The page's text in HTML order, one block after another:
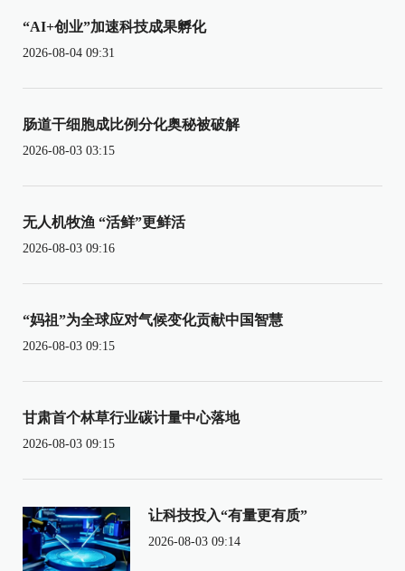
“AI+创业”加速科技成果孵化
2026-08-04 09:31
肠道干细胞成比例分化奥秘被破解
2026-08-03 03:15
无人机牧渔 “活鲜”更鲜活
2026-08-03 09:16
“妈祖”为全球应对气候变化贡献中国智慧
2026-08-03 09:15
甘肃首个林草行业碳计量中心落地
2026-08-03 09:15
让科技投入“有量更有质”
2026-08-03 09:14